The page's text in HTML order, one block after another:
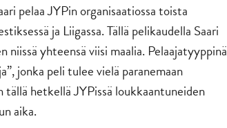
pelaa JYPin organisaatiossa toista
ja Liigassa. Tällä pelikaudella Saari
yhteensä viisi maalia. Pelaajatyyppinä
jonka peli tulee vielä paranemaan
hetkellä JYPissä loukkaantuneiden
aika.